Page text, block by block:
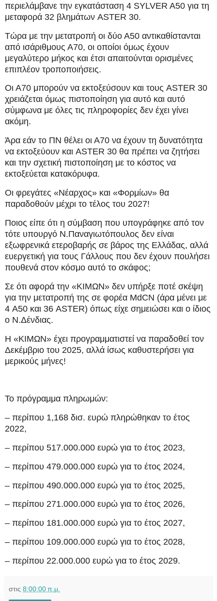
περιελάμβανε την εγκατάσταση 4 SYLVER A50 για τη
μεταφορά 32 βλημάτων ASTER 30.
Τώρα με την μετατροπή οι δύο Α50 αντικαθίστανται
από ισάριθμους Α70, οι οποίοι όμως έχουν
μεγαλύτερο μήκος και έτσι απαιτούνται ορισμένες
επιπλέον τροποποιήσεις.
Οι Α70 μπορούν να εκτοξεύσουν και τους ASTER 30
χρειάζεται όμως πιστοποίηση για αυτό και αυτό
σύμφωνα με όλες τις πληροφορίες δεν έχει γίνει
ακόμη.
Άρα εάν το ΠΝ θέλει οι Α70 να έχουν τη δυνατότητα
να εκτοξεύουν και ASTER 30 θα πρέπει να ζητήσει
και την σχετική πιστοποίηση με το κόστος να
εκτοξεύεται κατακόρυφα.
Οι φρεγάτες «Νέαρχος» και «Φορμίων» θα
παραδοθούν μέχρι το τέλος του 2027!
Ποιος είπε ότι η σύμβαση που υπογράφηκε από τον
τότε υπουργό Ν.Παναγιωτόπουλος δεν είναι
εξωφρενικά ετεροβαρής σε βάρος της Ελλάδας, αλλά
ευεργετική για τους Γάλλους που δεν έχουν πουλήσει
πουθενά στον κόσμο αυτό το σκάφος;
Σε ότι αφορά την «ΚΙΜΩΝ» δεν υπήρξε ποτέ σκέψη
για την μετατροπή της σε φορέα MdCN (άρα μένει με
4 A50 και 36 ASTER) όπως είχε σημειώσει και ο ίδιος
ο Ν.Δένδιας.
Η «ΚΙΜΩΝ» έχει προγραμματιστεί να παραδοθεί τον
Δεκέμβριο του 2025, αλλά ίσως καθυστερήσει για
μερικούς μήνες!
Το πρόγραμμα πληρωμών:
– περίπου 1,168 δισ. ευρώ πληρώθηκαν το έτος
2022,
– περίπου 517.000.000 ευρώ για το έτος 2023,
– περίπου 479.000.000 ευρώ για το έτος 2024,
– περίπου 490.000.000 ευρώ για το έτος 2025,
– περίπου 271.000.000 ευρώ για το έτος 2026,
– περίπου 181.000.000 ευρώ για το έτος 2027,
– περίπου 109.000.000 ευρώ για το έτος 2028,
– περίπου 22.000.000 ευρώ για το έτος 2029.
στις 8:00:00 π.μ.